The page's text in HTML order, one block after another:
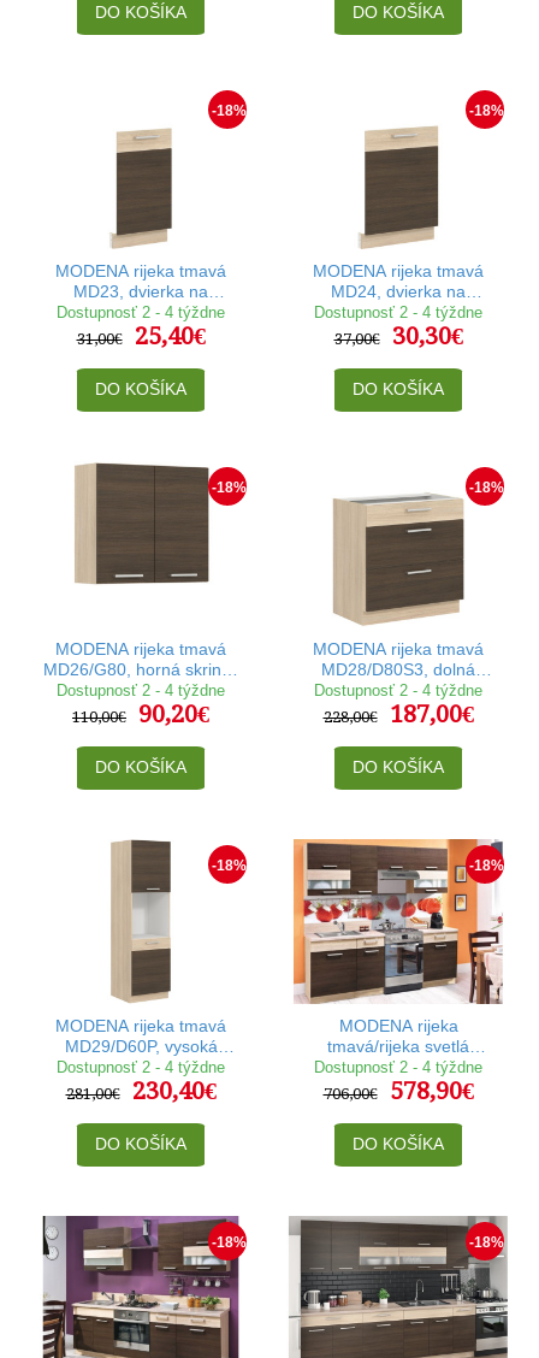
DO KOŠÍKA DO KOŠÍKA
-18%
MODENA rijeka tmavá
MD23, dvierka na
umývačku riadu v šírke 45
cm
Dostupnosť 2 - 4 týždne
31,00€
25,40€
DO KOŠÍKA
-18%
MODENA rijeka tmavá
MD24, dvierka na
umývačku riadu v šírke 60
cm
Dostupnosť 2 - 4 týždne
37,00€
30,30€
DO KOŠÍKA
-18%
MODENA rijeka tmavá
MD26/G80, horná skrinka
v šírke 80 cm
Dostupnosť 2 - 4 týždne
110,00€
90,20€
DO KOŠÍKA
-18%
MODENA rijeka tmavá
MD28/D80S3, dolná
skrinka so zásuvkami v
šírke 80 cm
Dostupnosť 2 - 4 týždne
228,00€
187,00€
DO KOŠÍKA
-18%
MODENA rijeka tmavá
MD29/D60P, vysoká
potravinová skrinka na
vstavaný spotrebič v šírke
Dostupnosť 2 - 4 týždne
281,00€
230,40€
DO KOŠÍKA
-18%
MODENA rijeka
tmavá/rijeka svetlá
160/220, kuchynská linka
Dostupnosť 2 - 4 týždne
706,00€
578,90€
DO KOŠÍKA
-18% -18%